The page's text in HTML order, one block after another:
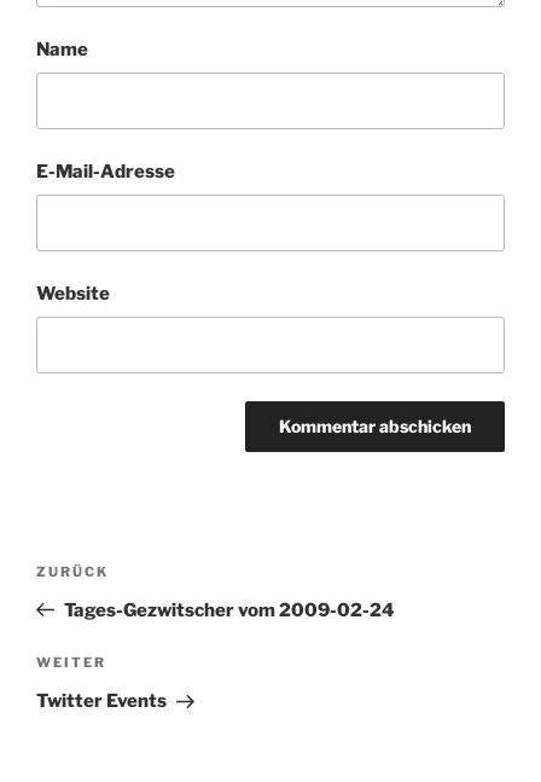
Name
E-Mail-Adresse
Website
Beitragsnavigation
Vorheriger
Beitrag
ZURÜCK
Tages-Gezwitscher vom 2009-02-24
Nächster
Beitrag
WEITER
Twitter Events